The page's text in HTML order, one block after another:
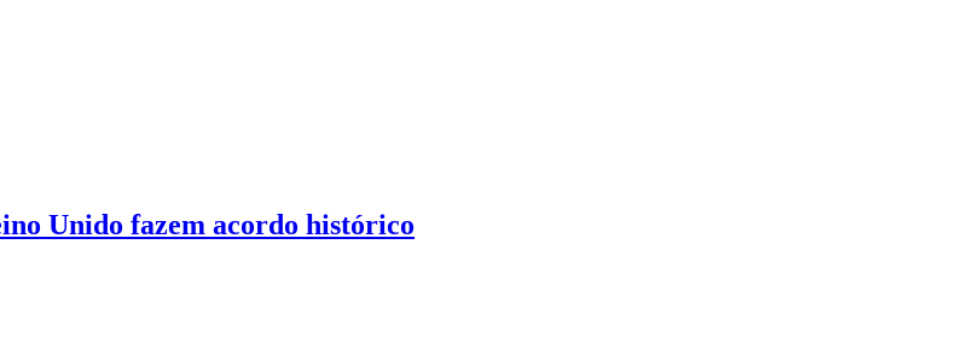
Unido fazem acordo histórico